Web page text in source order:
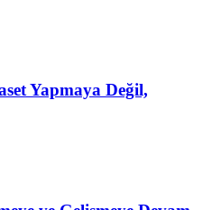
Yapmaya Değil,